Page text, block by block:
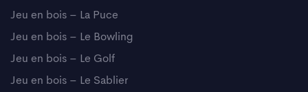
Jeu en bois – La Puce
Jeu en bois – Le Bowling
Jeu en bois – Le Golf
Jeu en bois – Le Sablier